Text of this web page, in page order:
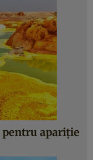
pentru apariţie